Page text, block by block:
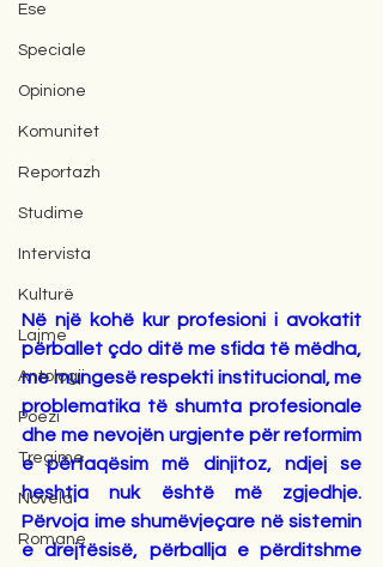
Ese
Speciale
Opinione
Komunitet
Reportazh
Studime
Intervista
Kulturë
Lajme
Antologji
Poezi
Tregime
Novela
Romane
Në një kohë kur profesioni i avokatit
përballet çdo ditë me sfida të mëdha,
me mungesë respekti institucional, me
problematika të shumta profesionale
dhe me nevojën urgjente për reformim
e përfaqësim më dinjitoz, ndjej se
heshtja nuk është më zgjedhje.
Përvoja ime shumëvjeçare në sistemin
e drejtësisë, përballja e përditshme